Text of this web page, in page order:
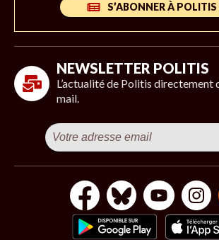
S’ABONNER À POLITIS
NEWSLETTER POLITIS
L’actualité de Politis
mail.